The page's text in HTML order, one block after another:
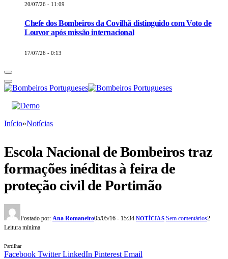
20/07/26 - 11:09
Chefe dos Bombeiros da Covilhã distinguido com Voto de
Louvor após missão internacional
17/07/26 - 0:13
Início»Notícias
Escola Nacional de Bombeiros traz
formações inéditas à feira de
proteção civil de Portimão
Postado por: Ana Romaneiro05/05/16 - 15:34 NOTÍCIAS Sem comentários2
Leitura mínima
Partilhar
Facebook Twitter LinkedIn Pinterest Email